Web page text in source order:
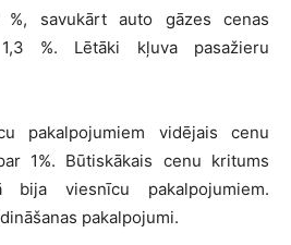
savukārt auto gāzes cenas
%. Lētāki kļuva pasažieru
pakalpojumiem vidējais cenu
1%. Būtiskākais cenu kritums
bija viesnīcu pakalpojumiem.
pakalpojumi.